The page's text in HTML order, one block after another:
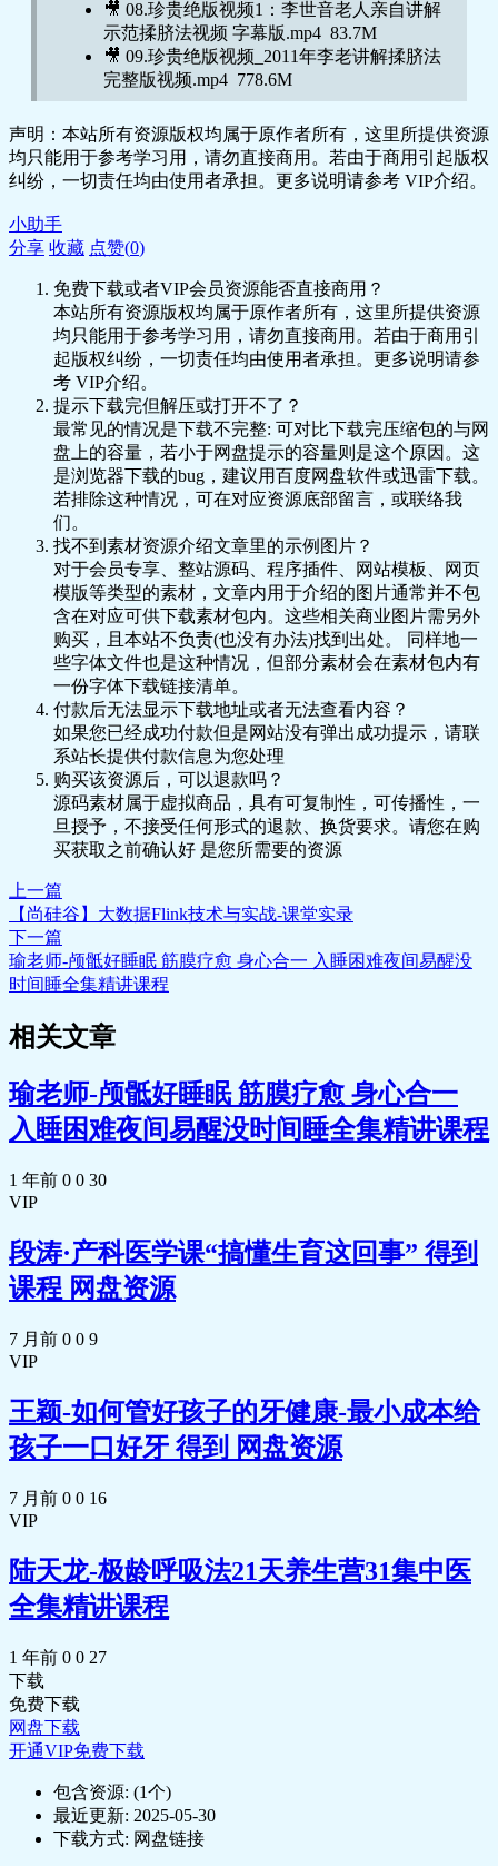
🎥 08.珍贵绝版视频1：李世音老人亲自讲解
示范揉脐法视频 字幕版.mp4 83.7M
🎥 09.珍贵绝版视频_2011年李老讲解揉脐法
完整版视频.mp4 778.6M
声明：本站所有资源版权均属于原作者所有，这里所提供资源
均只能用于参考学习用，请勿直接商用。若由于商用引起版权
纠纷，一切责任均由使用者承担。更多说明请参考 VIP介绍。
小助手
分享 收藏 点赞(0)
免费下载或者VIP会员资源能否直接商用？
本站所有资源版权均属于原作者所有，这里所提供资源
均只能用于参考学习用，请勿直接商用。若由于商用引
起版权纠纷，一切责任均由使用者承担。更多说明请参
考 VIP介绍。
提示下载完但解压或打开不了？
最常见的情况是下载不完整: 可对比下载完压缩包的与网
盘上的容量，若小于网盘提示的容量则是这个原因。这
是浏览器下载的bug，建议用百度网盘软件或迅雷下载。
若排除这种情况，可在对应资源底部留言，或联络我
们。
找不到素材资源介绍文章里的示例图片？
对于会员专享、整站源码、程序插件、网站模板、网页
模版等类型的素材，文章内用于介绍的图片通常并不包
含在对应可供下载素材包内。这些相关商业图片需另外
购买，且本站不负责(也没有办法)找到出处。 同样地一
些字体文件也是这种情况，但部分素材会在素材包内有
一份字体下载链接清单。
付款后无法显示下载地址或者无法查看内容？
如果您已经成功付款但是网站没有弹出成功提示，请联
系站长提供付款信息为您处理
购买该资源后，可以退款吗？
源码素材属于虚拟商品，具有可复制性，可传播性，一
旦授予，不接受任何形式的退款、换货要求。请您在购
买获取之前确认好 是您所需要的资源
上一篇
【尚硅谷】大数据Flink技术与实战-课堂实录
下一篇
瑜老师-颅骶好睡眠 筋膜疗愈 身心合一 入睡困难夜间易醒没
时间睡全集精讲课程
相关文章
瑜老师-颅骶好睡眠 筋膜疗愈 身心合一
入睡困难夜间易醒没时间睡全集精讲课程
1 年前 0 0 30
VIP
段涛·产科医学课“搞懂生育这回事” 得到
课程 网盘资源
7 月前 0 0 9
VIP
王颖-如何管好孩子的牙健康-最小成本给
孩子一口好牙 得到 网盘资源
7 月前 0 0 16
VIP
陆天龙-极龄呼吸法21天养生营31集中医
全集精讲课程
1 年前 0 0 27
下载
免费下载
网盘下载
开通VIP免费下载
包含资源: (1个)
最近更新: 2025-05-30
下载方式: 网盘链接